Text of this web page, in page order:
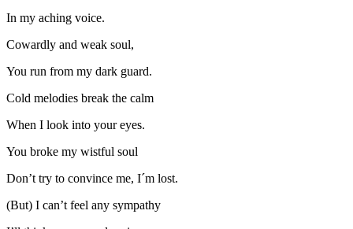
In my aching voice.
Cowardly and weak soul,
You run from my dark guard.
Cold melodies break the calm
When I look into your eyes.
You broke my wistful soul
Don’t try to convince me, I´m lost.
(But) I can’t feel any sympathy